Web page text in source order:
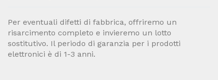
Per eventuali difetti di fabbrica, offriremo un
risarcimento completo e invieremo un lotto
sostitutivo. Il periodo di garanzia per i prodotti
elettronici è di 1-3 anni.